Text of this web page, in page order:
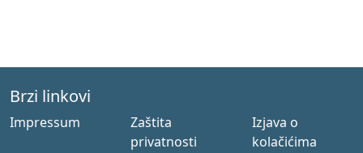
Brzi linkovi
Impressum
Zaštita
privatnosti
Izjava o
kolačićima